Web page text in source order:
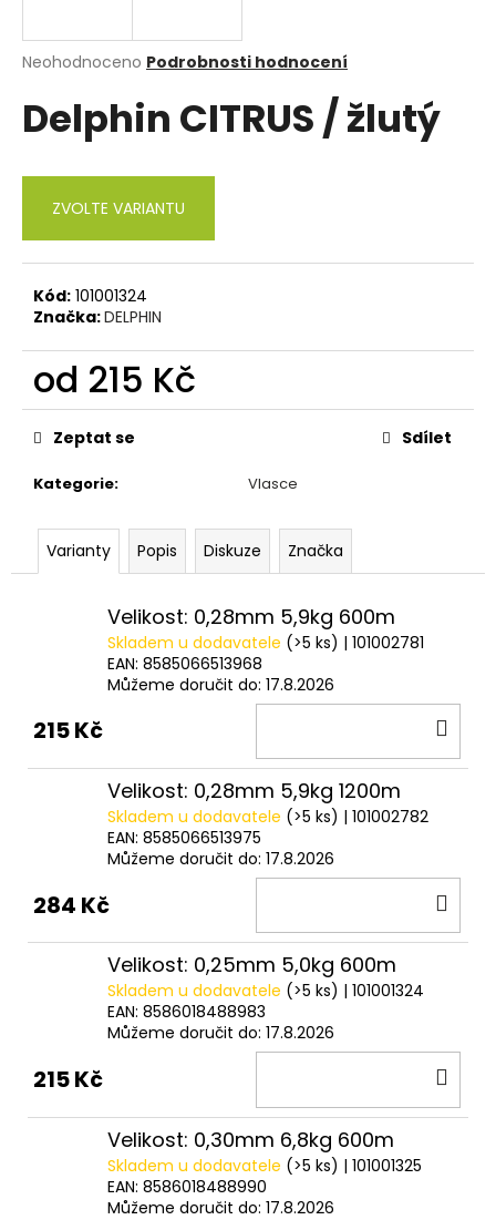
Průměrné
produktu
je
hvězdiček.
Neohodnoceno Podrobnosti hodnocení
Delphin CITRUS / žlutý
ZVOLTE VARIANTU
Kód: 101001324
Značka:DELPHIN
od 215 Kč
Měrná
cena:
Kategorie: Vlasce
Zeptat se Sdílet
Varianty Popis Diskuze Značka
Velikost: 0,28mm 5,9kg 600m
Skladem u dodavatele (>5 ks) | 101002781
EAN: 8585066513968
Můžeme doručit do: 17.8.2026
215 Kč
Velikost: 0,28mm 5,9kg 1200m
Skladem u dodavatele (>5 ks) | 101002782
EAN: 8585066513975
Můžeme doručit do: 17.8.2026
284 Kč
Velikost: 0,25mm 5,0kg 600m
Skladem u dodavatele (>5 ks) | 101001324
EAN: 8586018488983
Můžeme doručit do: 17.8.2026
215 Kč
Velikost: 0,30mm 6,8kg 600m
Skladem u dodavatele (>5 ks) | 101001325
EAN: 8586018488990
Můžeme doručit do: 17.8.2026
j
t
?
D
o
p
o
u
e
TRUBIČKOU
DELPHIN